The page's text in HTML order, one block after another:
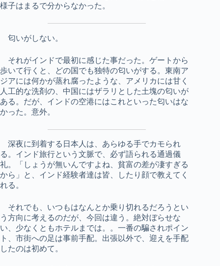
様子はまるで分からなかった。
匂いがしない。
それがインドで最初に感じた事だった。ゲートから
歩いて行くと、どの国でも独特の匂いがする。東南ア
ジアには何かが蒸れ腐ったような、アメリカには甘く
人工的な洗剤の、中国にはザラリとした土塊の匂いが
ある。だが、インドの空港にはこれといった匂いはな
かった。意外。
深夜に到着する日本人は、あらゆる手でカモられ
る。インド旅行という文脈で、必ず語られる通過儀
礼。「しょうが無いんですよね、貧富の差が凄すぎる
から」と、インド経験者達は皆、したり顔で教えてく
れる。
それでも、いつもはなんとか乗り切れるだろうとい
う方向に考えるのだが、今回は違う。絶対ぼらせな
い、少なくともホテルまでは。。一番の騙されポイン
ト、市街への足は事前手配。出張以外で、迎えを手配
したのは初めて。